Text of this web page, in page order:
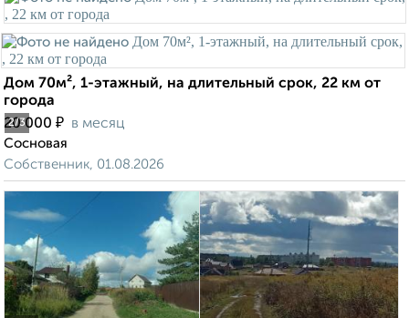
2/3
Дом 70м², 1-этажный, на длительный срок, 22 км от
города
20 000 ₽ в месяц
Сосновая
Собственник, 01.08.2026